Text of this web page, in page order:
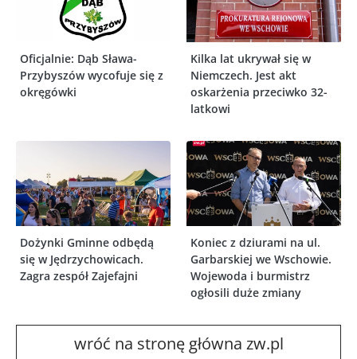
Oficjalnie: Dąb Sława-
Przybyszów wycofuje się z
okręgówki
Kilka lat ukrywał się w
Niemczech. Jest akt
oskarżenia przeciwko 32-
latkowi
Dożynki Gminne odbędą
się w Jędrzychowicach.
Zagra zespół Zajefajni
Koniec z dziurami na ul.
Garbarskiej we Wschowie.
Wojewoda i burmistrz
ogłosili duże zmiany
wróć na stronę główna zw.pl